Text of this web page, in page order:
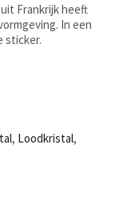
Frankrijk heeft
In een
sticker.
, Loodkristal,